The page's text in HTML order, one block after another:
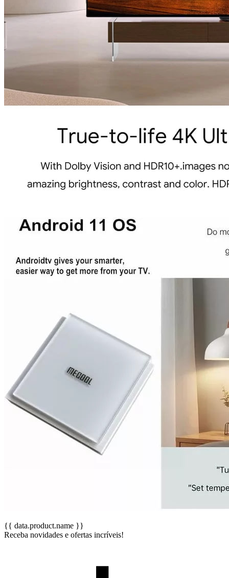
{{ data.product.name }}
Receba novidades e ofertas incríveis!